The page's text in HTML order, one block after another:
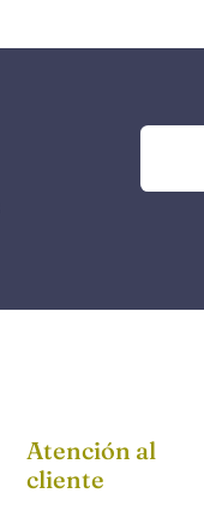
Atención al
cliente